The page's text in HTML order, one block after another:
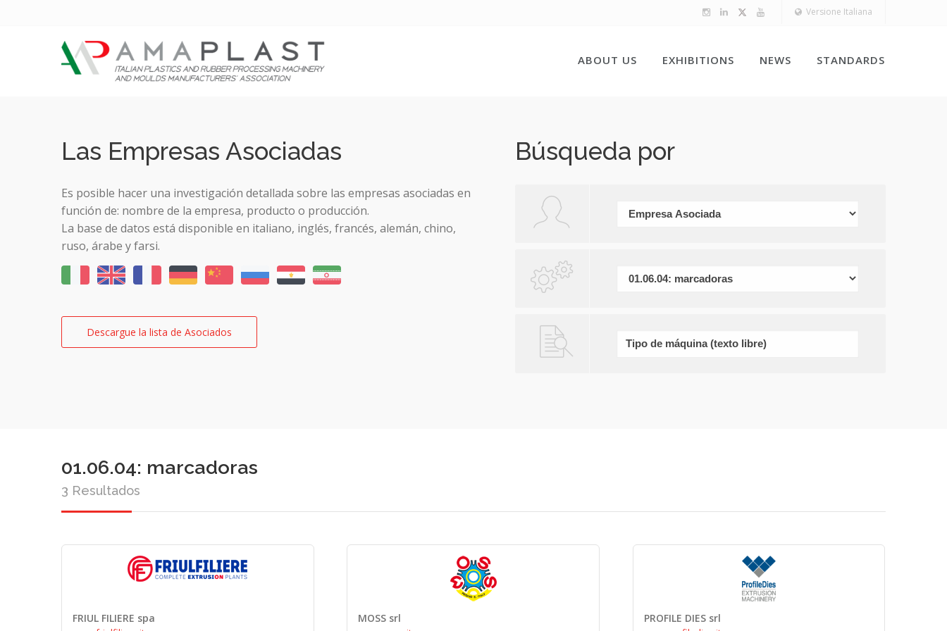
Versione Italiana
ABOUT US EXHIBITIONS NEWS STANDARDS
Las Empresas Asociadas
Es posible hacer una investigación detallada sobre las empresas asociadas en
función de: nombre de la empresa, producto o producción.
La base de datos está disponible en italiano, inglés, francés, alemán, chino,
ruso, árabe y farsi.
Descargue la lista de Asociados
Búsqueda por
01.06.04: marcadoras
3 Resultados
FRIUL FILIERE spa MOSS srl PROFILE DIES srl